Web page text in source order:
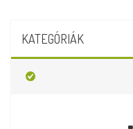
KATEGÓRIÁK